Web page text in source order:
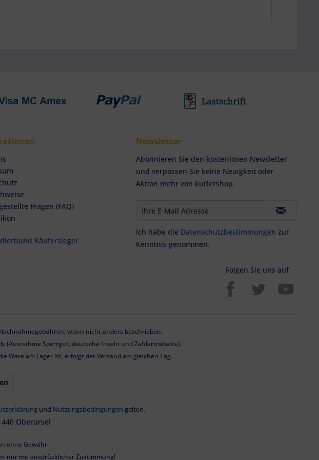
Fragen (FAQ)
Newsletter
Abonnieren Sie den kostenlosen Newsletter
und verpassen Sie keine Neuigkeit oder
Aktion mehr von kuriershop.
Ich habe die Datenschutzbestimmungen zur
Kenntnis genommen.
Folgen Sie uns auf
wenn nicht anders beschrieben.
(Ausnahme Sperrgut, deutsche Inseln und Zahlartrabatte).
Ware am Lager ist, erfolgt der Versand am gleichen Tag.
und Nutzungsbedingungen gelten.
Oberursel
ohne Gewähr.
nur mit ausdrücklicher Zustimmung!